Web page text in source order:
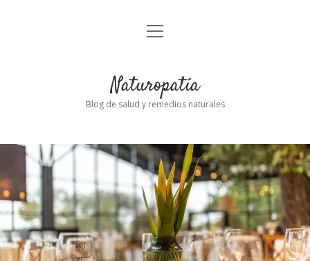
Inicio
abrir
Naturopatía
Blog de salud y remedios naturales
Naturopatía
Entradas